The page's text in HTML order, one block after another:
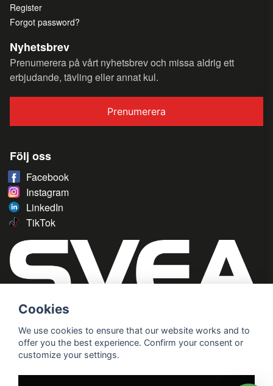
Register
Forgot password?
Nyhetsbrev
Prenumerera på vårt nyhetsbrev och missa aldrig ett
erbjudande, tävling eller annat kul.
Prenumerera
Följ oss
Facebook
Instagram
LinkedIn
TikTok
Cookies
We use cookies to ensure that our website works and to
offer you the best experience. Confirm your consent or
customize your settings.